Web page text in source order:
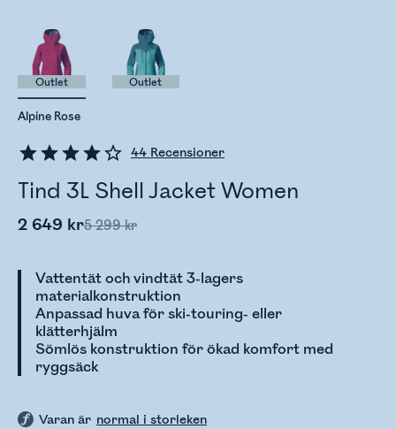
44 Recensioner
Tind 3L Shell Jacket Women
2 649 kr5 299 kr
Vattentät och vindtät 3-lagers
materialkonstruktion
Anpassad huva för ski-touring- eller
klätterhjälm
Sömlös konstruktion för ökad komfort med
ryggsäck
Alpine Rose
Outlet Outlet
Varan är normal i storleken